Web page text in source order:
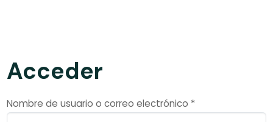
Acceder
Nombre de usuario o correo electrónico *